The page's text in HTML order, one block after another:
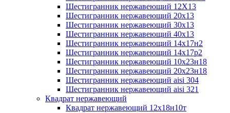
Шестигранник нержавеющий 12Х13
Шестигранник нержавеющий 20х13
Шестигранник нержавеющий 30х13
Шестигранник нержавеющий 40х13
Шестигранник нержавеющий 14х17н2
Шестигранник нержавеющий 14х17р2
Шестигранник нержавеющий 10х23н18
Шестигранник нержавеющий 20х23н18
Шестигранник нержавеющий aisi 304
Шестигранник нержавеющий aisi 321
Квадрат нержавеющий
Квадрат нержавеющий 12х18н10т